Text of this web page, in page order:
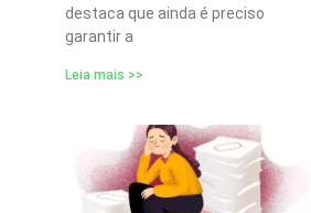
destaca que ainda é preciso
garantir a
Leia mais >>